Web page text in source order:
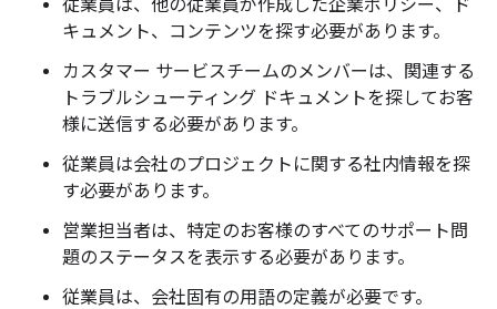
従業員は、他の従業員が作成した企業ポリシー、ド
キュメント、コンテンツを探す必要があります。
カスタマー サービスチームのメンバーは、関連する
トラブルシューティング ドキュメントを探してお客
様に送信する必要があります。
従業員は会社のプロジェクトに関する社内情報を探
す必要があります。
営業担当者は、特定のお客様のすべてのサポート問
題のステータスを表示する必要があります。
従業員は、会社固有の用語の定義が必要です。